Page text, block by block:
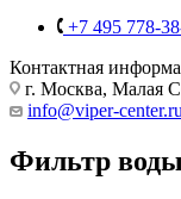
+7 495 778-
Контактная
г. Москва, Малая
info@viper-center.ru
Фильтр